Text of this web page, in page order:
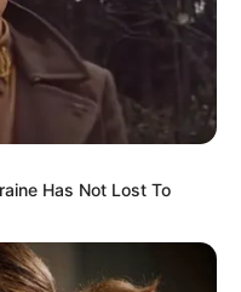
Σύμβουλος της
Δυνάμεις των
Has Not Lost To